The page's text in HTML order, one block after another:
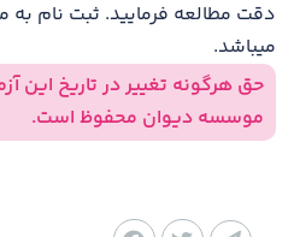
دقت مطالعه فرمایید. ثبت نام به
میباشد.
حق هرگونه تغییر در تاریخ این
موسسه دیوان محفوظ است.